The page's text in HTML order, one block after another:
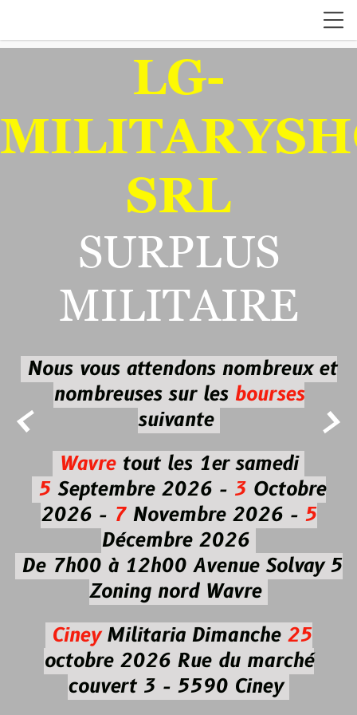
 
LG-
SRL
SURPLUS
MILITAIRE
Nous vous attendons nombreux et
nombreuses sur les bourses
suivante
Wavretout les 1er samedi
5Septembre 2026 - 3Octobre
2026 -7Novembre 2026 - 5
Décembre 2026
De 7h00 à 12h00 Avenue Solvay 5
Zoning nord Wavre
CineyMilitaria Dimanche 25
octobre 2026Rue du marché
couvert 3 - 5590 Ciney